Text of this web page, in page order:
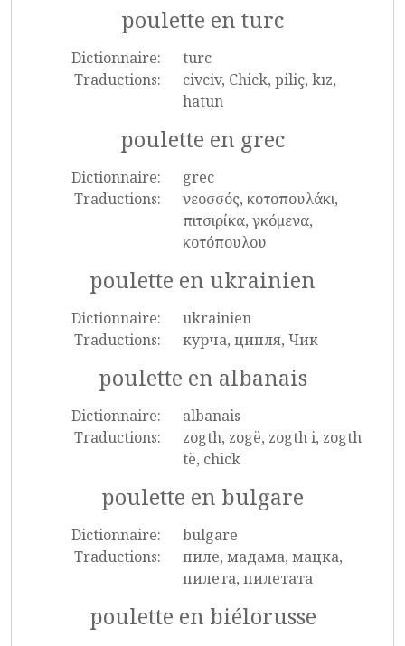
poulette en turc
Dictionnaire:
turc
Traductions:
civciv, Chick, piliç, kız,
hatun
poulette en grec
Dictionnaire:
grec
Traductions:
νεοσσός, κοτοπουλάκι,
πιτσιρίκα, γκόμενα,
κοτόπουλου
poulette en ukrainien
Dictionnaire:
ukrainien
Traductions:
курча, ципля, Чик
poulette en albanais
Dictionnaire:
albanais
Traductions:
zogth, zogë, zogth i, zogth
të, chick
poulette en bulgare
Dictionnaire:
bulgare
Traductions:
пиле, мадама, мацка,
пилета, пилетата
poulette en biélorusse